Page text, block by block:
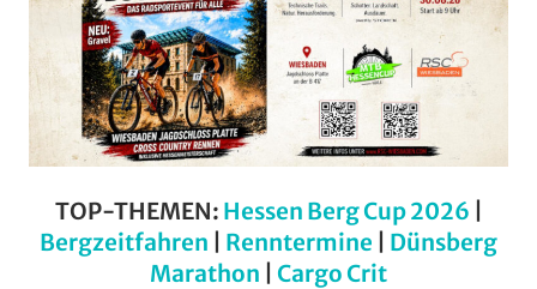
TOP-THEMEN: Hessen Berg Cup 2026
Bergzeitfahren
Renntermine
Dünsberg
Marathon
Cargo Crit